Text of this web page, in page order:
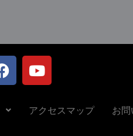
アクセスマップ お